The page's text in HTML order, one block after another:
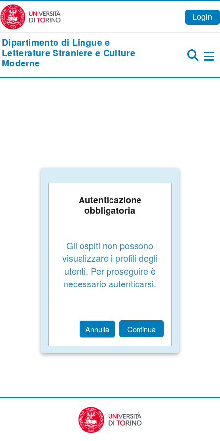
Vai al contenuto principale
Login
Dipartimento di Lingue e
Letterature Straniere e Culture
Moderne
Autenticazione
obbligatoria
Gli ospiti non possono
visualizzare i profili degli
utenti. Per proseguire è
necessario autenticarsi.
Annulla Continua